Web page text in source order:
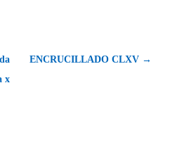
x
ENCRUCILLADO CLXV →